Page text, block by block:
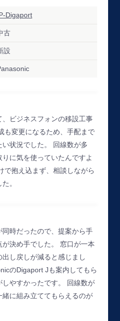
Digaport
古
設
ビジネスフォンの移設工事
も変更になるため、手配まで
状況でした。
回線数が多
に気を使っていたんですよ
で抱え込まず、相談しながら
。
時だったので、提案から手
決め手でした。
窓口が一本
し戻しが減ると感じまし
のDigaport Jも案内してもら
やすかったです。
回線数が
に組み立ててもらえるのが